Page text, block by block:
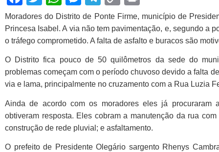
Link
Moradores do Distrito de Ponte Firme, município de
Princesa Isabel. A via não tem pavimentação, e, segundo a
o tráfego comprometido. A falta de asfalto e buracos são
O Distrito fica pouco de 50 quilômetros da sede do
problemas começam com o período chuvoso devido a falta
via e lama, principalmente no cruzamento com a Rua Luzia
Ainda de acordo com os moradores eles já procuraram
obtiveram resposta. Eles cobram a manutenção da rua
construção de rede pluvial; e asfaltamento.
O prefeito de Presidente Olegário sargento Rhenys